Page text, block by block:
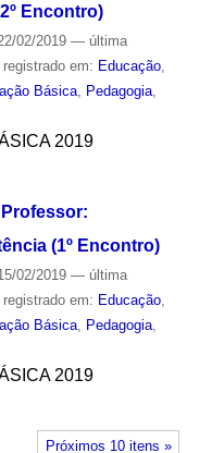
Encontro)
02/2019 — última
em: Educação,
Básica, Pedagogia,
2019
(1º Encontro)
02/2019 — última
em: Educação,
Básica, Pedagogia,
2019
Próximos 10 itens »